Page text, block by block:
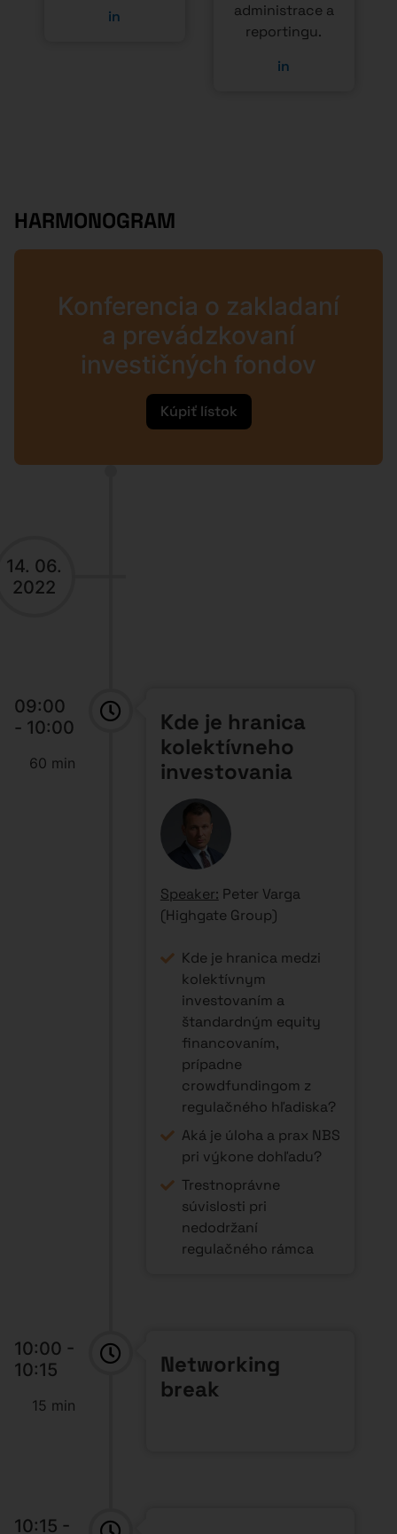
in
administrace a
reportingu.
in
HARMONOGRAM
Konferencia o zakladaní
a prevádzkovaní
investičných fondov
Kúpiť lístok
14. 06.
2022
09:00
- 10:00
60 min
Kde je hranica
kolektívneho
investovania
Speaker: Peter Varga
(Highgate Group)
Kde je hranica medzi
kolektívnym
investovaním a
štandardným equity
financovaním,
prípadne
crowdfundingom z
regulačného hľadiska?
Aká je úloha a prax NBS
pri výkone dohľadu?
Trestnoprávne
súvislosti pri
nedodržaní
regulačného rámca
10:00 -
10:15
15 min
Networking
break
10:15 -